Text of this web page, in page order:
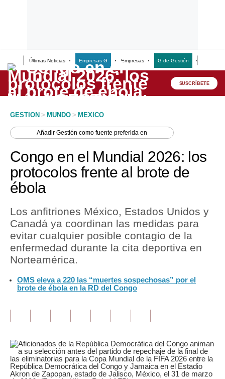
Últimas Noticias Empresas G Empresas G de Gestión
Lo último
Peru Quiosco
Economía
Mercados
Política
Tu Dinero
Finanzas Personales
Inmobiliarias
Opinión
Editorial
Pregunta de hoy
SUSCRÍBETE
GESTION > MUNDO > MEXICO
AñadirGestión como fuente preferida en
Congo en el Mundial 2026: los
protocolos frente al brote de
ébola
Los anfitriones México, Estados Unidos y
Canadá ya coordinan las medidas para
evitar cualquier posible contagio de la
enfermedad durante la cita deportiva en
Norteamérica.
OMS eleva a 220 las “muertes sospechosas” por el
brote de ébola en la RD del Congo